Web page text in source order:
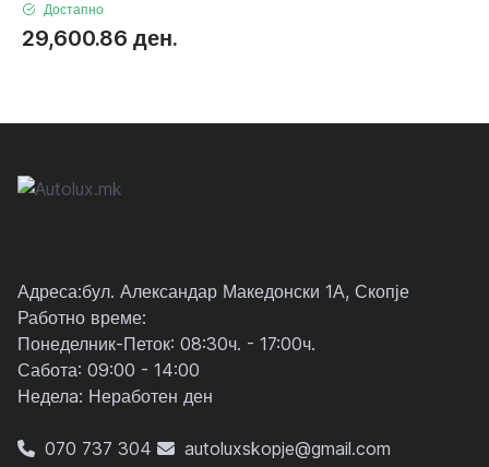
Достапно
29,600.86 ден.
Адреса:бул. Александар Македонски 1А, Скопје
Работно време:
Понеделник-Петок: 08:30ч. - 17:00ч.
Сабота: 09:00 - 14:00
Неделa: Неработен ден
070 737 304 autoluxskopje@gmail.com